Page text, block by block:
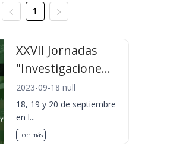
1
XXVII Jornadas
"Investigacione...
2023-09-18 null
18, 19 y 20 de septiembre
en l...
Leer más